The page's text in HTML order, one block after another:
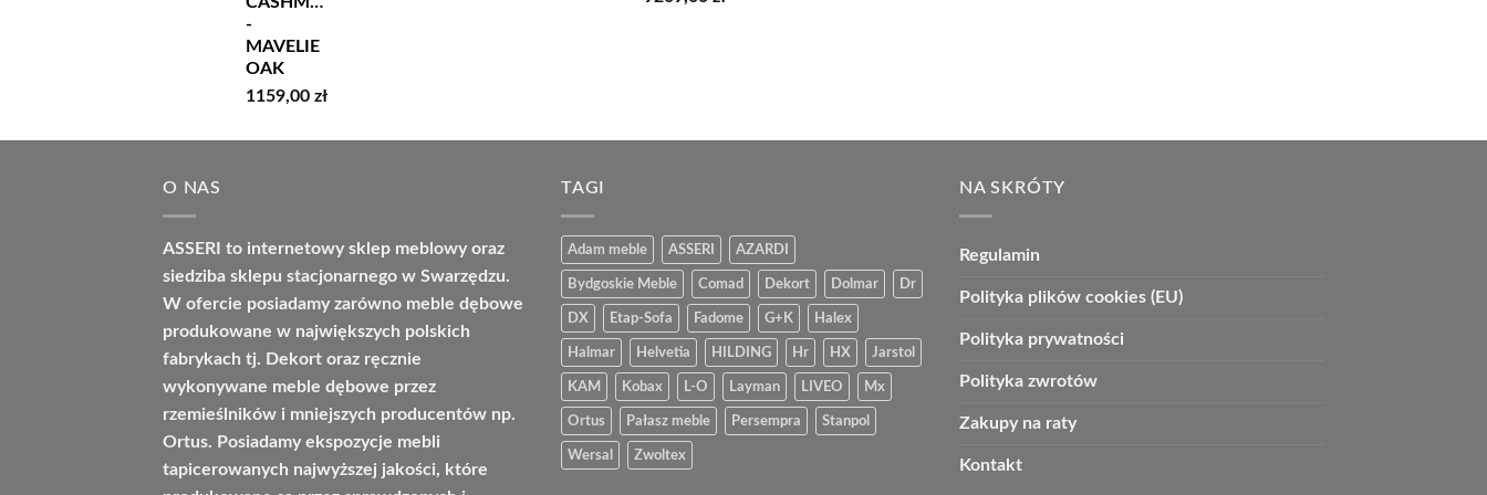
-
MAVELIE
OAK
1159,00 zł
O NAS
ASSERI to internetowy sklep meblowy oraz
siedziba sklepu stacjonarnego w Swarzędzu.
W ofercie posiadamy zarówno meble dębowe
produkowane w największych polskich
fabrykach tj. Dekort oraz ręcznie
wykonywane meble dębowe przez
rzemieślników i mniejszych producentów np.
Ortus. Posiadamy ekspozycje mebli
tapicerowanych najwyższej jakości, które
TAGI
Adam meble ASSERI AZARDI
Bydgoskie Meble Comad Dekort Dolmar Dr
DX Etap-Sofa Fadome G+K Halex
Halmar Helvetia HILDING Hr HX Jarstol
KAM Kobax L-O Layman LIVEO Mx
Ortus Pałasz meble Persempra Stanpol
Wersal Zwoltex
NA SKRÓTY
Regulamin
Polityka plików cookies (EU)
Polityka prywatności
Polityka zwrotów
Zakupy na raty
Kontakt